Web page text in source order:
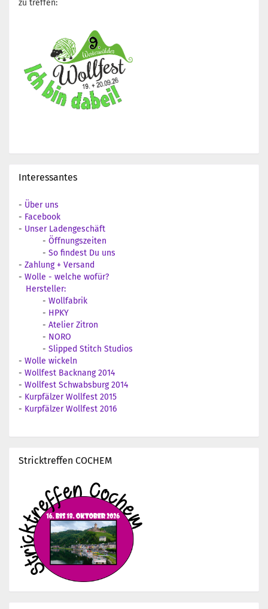
zu treffen:
Interessantes
- Über uns
- Facebook
- Unser Ladengeschäft
- Öffnungszeiten
- So findest Du uns
- Zahlung + Versand
- Wolle - welche wofür?
Hersteller:
- Wollfabrik
- HPKY
- Atelier Zitron
- NORO
- Slipped Stitch Studios
- Wolle wickeln
- Wollfest Backnang 2014
- Wollfest Schwabsburg 2014
- Kurpfälzer Wollfest 2015
- Kurpfälzer Wollfest 2016
Stricktreffen COCHEM